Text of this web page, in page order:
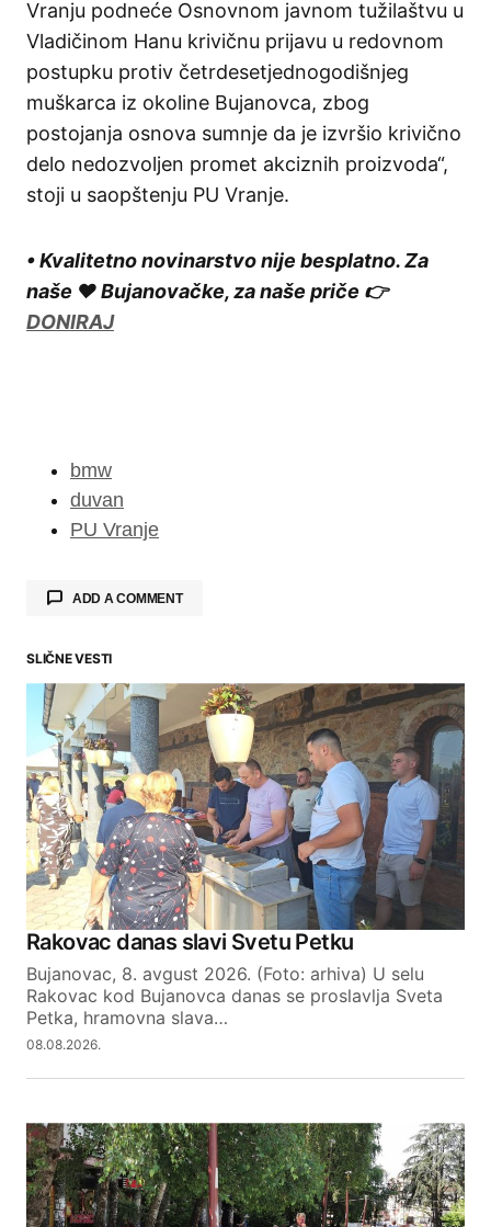
Vranju podneće Osnovnom javnom tužilaštvu u
Vladičinom Hanu krivičnu prijavu u redovnom
postupku protiv četrdesetjednogodišnjeg
muškarca iz okoline Bujanovca, zbog
postojanja osnova sumnje da je izvršio krivično
delo nedozvoljen promet akciznih proizvoda“,
stoji u saopštenju PU Vranje.
• Kvalitetno novinarstvo nije besplatno. Za
naše ❤️ Bujanovačke, za naše priče 👉
DONIRAJ
bmw
duvan
PU Vranje
ADD A COMMENT
Your email address will not be published.
Required fields are marked*
Comment*
Your Name
Your E-mail
SLIČNE VESTI
Rakovac danas slavi Svetu Petku
Bujanovac, 8. avgust 2026. (Foto: arhiva) U selu
Rakovac kod Bujanovca danas se proslavlja Sveta
Petka, hramovna slava…
08.08.2026.